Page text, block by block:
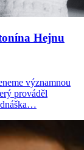
Hejnu
významnou
prováděl